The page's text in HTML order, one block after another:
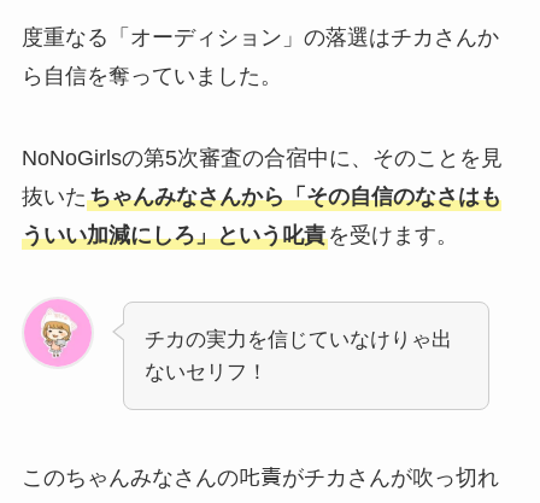
度重なる「オーディション」の落選はチカさんか
ら自信を奪っていました。
NoNoGirlsの第5次審査の合宿中に、そのことを見
抜いたちゃんみなさんから「その自信のなさはも
ういい加減にしろ」という叱責を受けます。
チカの実力を信じていなけりゃ出
ないセリフ！
このちゃんみなさんの𠮟責がチカさんが吹っ切れ